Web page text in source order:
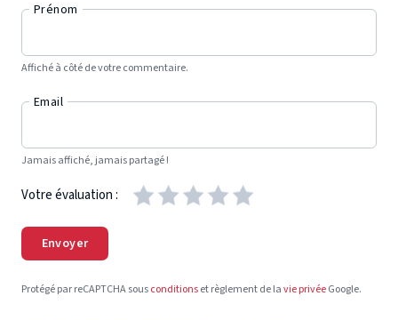
Prénom
Affiché à côté de votre commentaire.
Email
Jamais affiché, jamais partagé !
Votre évaluation :
Envoyer
Protégé par reCAPTCHA sousconditionset règlement de lavie privéeGoogle.